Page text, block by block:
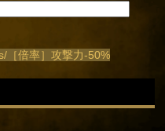
［倍率］攻撃力-50%